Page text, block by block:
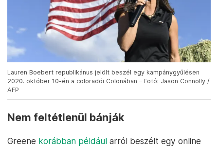
Lauren Boebert republikánus jelölt beszél egy kampánygyűlésen
2020. október 10-én a coloradói Colonában – Fotó: Jason Connolly /
AFP
Nem feltétlenül bánják
Greene korábban például arról beszélt egy online